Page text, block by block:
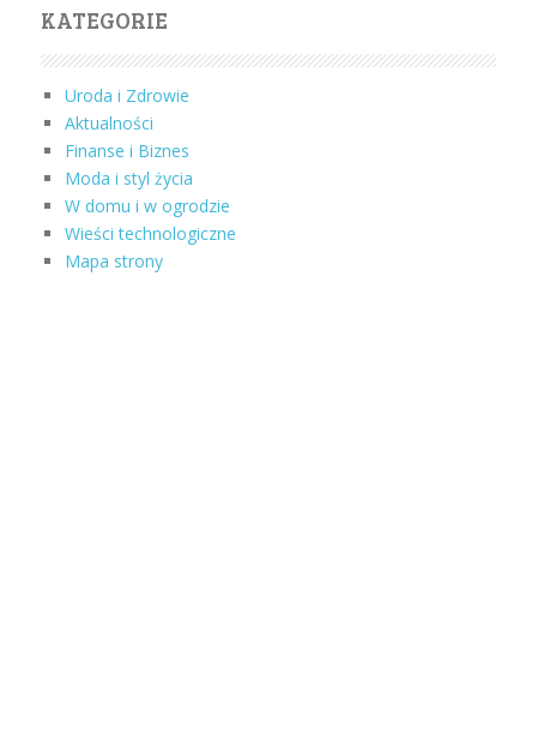
KATEGORIE
Uroda i Zdrowie
Aktualności
Finanse i Biznes
Moda i styl życia
W domu i w ogrodzie
Wieści technologiczne
Mapa strony